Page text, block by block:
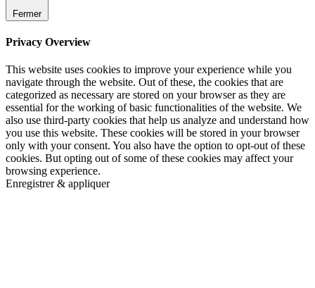
Fermer
Privacy Overview
This website uses cookies to improve your experience while you
navigate through the website. Out of these, the cookies that are
categorized as necessary are stored on your browser as they are
essential for the working of basic functionalities of the website. We
also use third-party cookies that help us analyze and understand how
you use this website. These cookies will be stored in your browser
only with your consent. You also have the option to opt-out of these
cookies. But opting out of some of these cookies may affect your
browsing experience.
Enregistrer & appliquer